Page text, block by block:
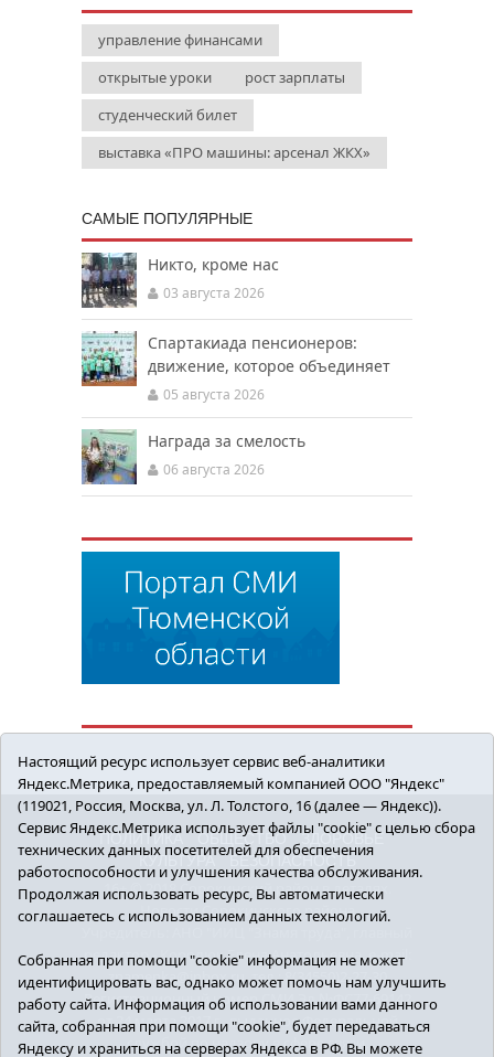
управление финансами
открытые уроки
рост зарплаты
студенческий билет
выставка «ПРО машины: арсенал ЖКХ»
САМЫЕ ПОПУЛЯРНЫЕ
Никто, кроме нас
03 августа 2026
Спартакиада пенсионеров:
движение, которое объединяет
05 августа 2026
Награда за смелость
06 августа 2026
ПОЛИТИКА ОБЩЕСТВО
ЗДОРОВЬЕ
КУЛЬТУРА
БЕЗОПАСНОСТЬ
16+ © 2018 Сорокинский район в деталях.
Новости Сорокинского района
редактор - Королюк Елена Анатольевна, e-mail:
znamenka@inbox.ru, тел.: 8(34550)2-27-30
Регистрационный номер СМИ Эл №ФС77-69142
от 24 марта 2017 г., выданное Федеральной
службой по надзору в сфере связи,
Настоящий ресурс использует сервис веб-аналитики
Яндекс.Метрика, предоставляемый компанией ООО "Яндекс"
(119021, Россия, Москва, ул. Л. Толстого, 16 (далее — Яндекс)).
Сервис Яндекс.Метрика использует файлы "cookie" с целью сбора
технических данных посетителей для обеспечения
работоспособности и улучшения качества обслуживания.
Продолжая использовать ресурс, Вы автоматически
соглашаетесь с использованием данных технологий.
Собранная при помощи "cookie" информация не может
идентифицировать вас, однако может помочь нам улучшить
работу сайта. Информация об использовании вами данного
сайта, собранная при помощи "cookie", будет передаваться
Яндексу и храниться на серверах Яндекса в РФ. Вы можете